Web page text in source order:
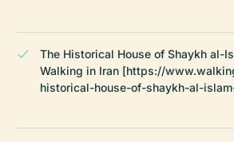
The Historical House of Shaykh al-
Walking in Iran [https://
historical-house-of-shaykh-al-